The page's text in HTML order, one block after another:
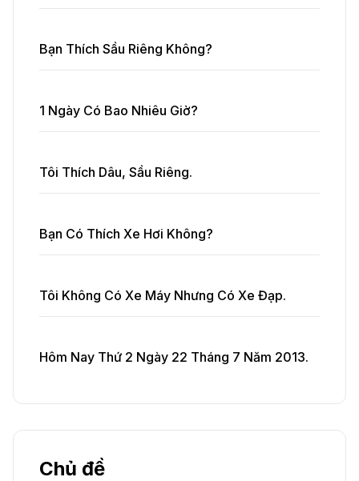
Bạn Thích Sầu Riêng Không?
1 Ngày Có Bao Nhiêu Giờ?
Tôi Thích Dâu, Sầu Riêng.
Bạn Có Thích Xe Hơi Không?
Tôi Không Có Xe Máy Nhưng Có Xe Đạp.
Hôm Nay Thứ 2 Ngày 22 Tháng 7 Năm 2013.
Chủ đề